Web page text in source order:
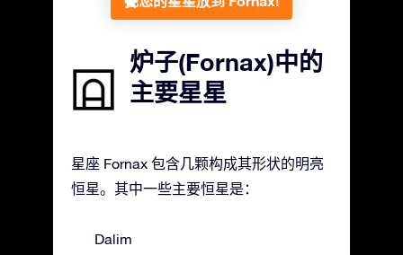
炉子(Fornax)中的
主要星星
星座 Fornax 包含几颗构成其形状的明亮
恒星。其中一些主要恒星是：
Dalim